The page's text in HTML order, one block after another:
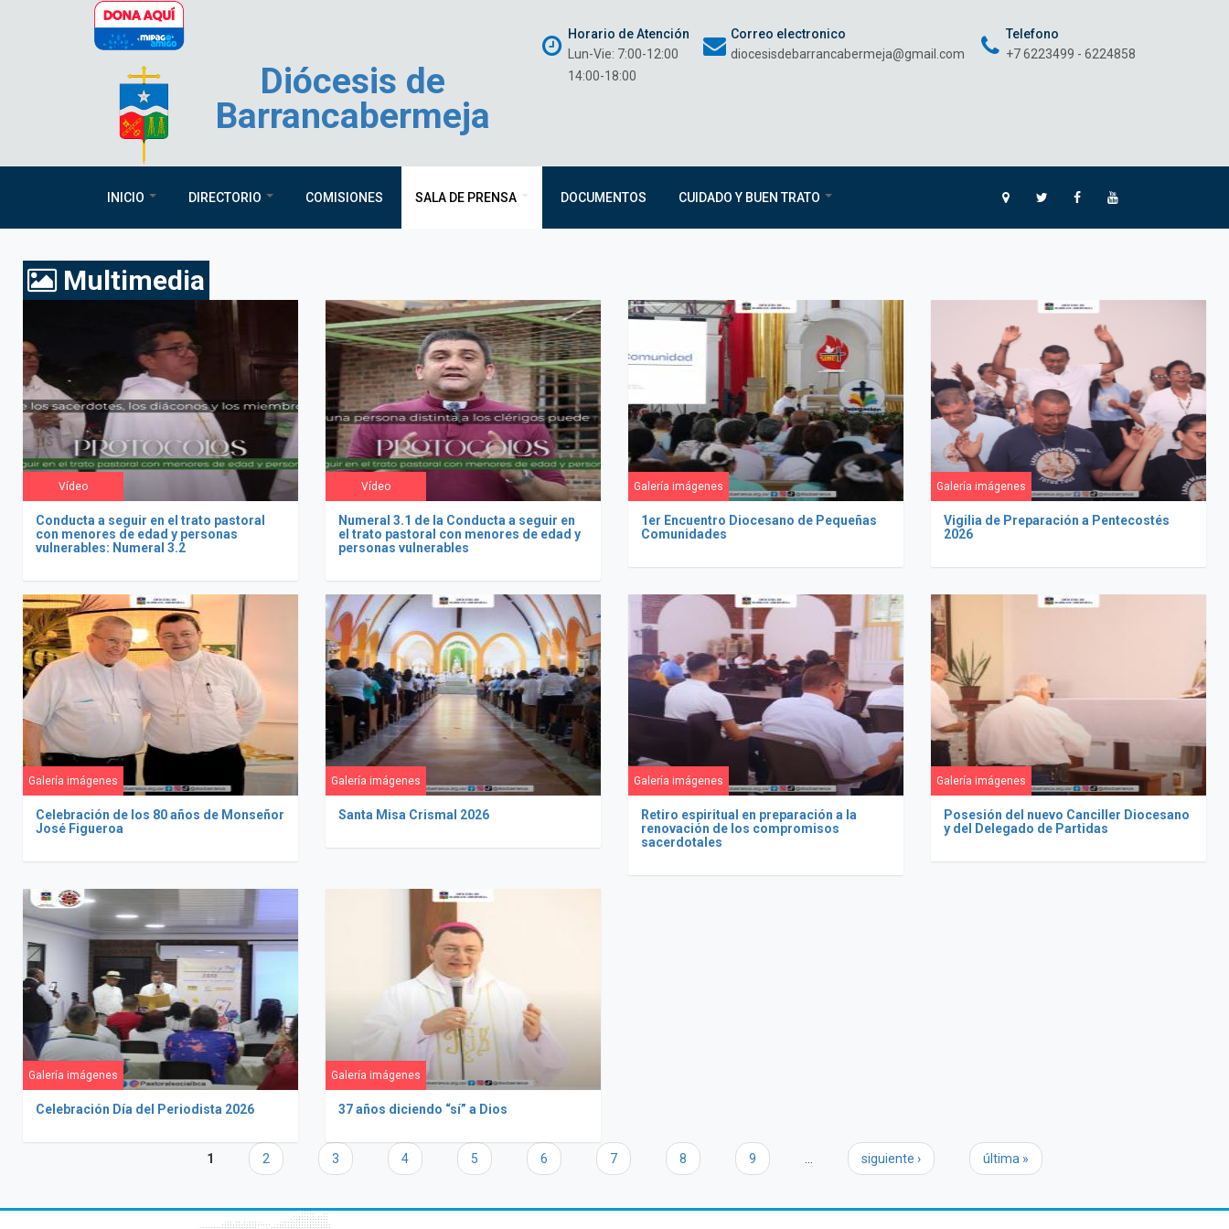
Pasar al contenido principal
Diócesis de
Barrancabermeja
Horario de Atención
Lun-Vie: 7:00-12:00
14:00-18:00
Correo electronico
diocesisdebarrancabermeja@gmail.com
Telefono
+7 6223499 - 6224858
INICIO DIRECTORIO COMISIONES SALA DE PRENSA DOCUMENTOS CUIDADO Y BUEN TRATO
Multimedia
Vídeo
Conducta a seguir en el trato pastoral
con menores de edad y personas
vulnerables: Numeral 3.2
Vídeo
Numeral 3.1 de la Conducta a seguir en
el trato pastoral con menores de edad y
personas vulnerables
Galería imágenes
1er Encuentro Diocesano de Pequeñas
Comunidades
Galería imágenes
Vigilia de Preparación a Pentecostés
2026
Galería imágenes
Celebración de los 80 años de Monseñor
José Figueroa
Galería imágenes
Santa Misa Crismal 2026
Galería imágenes
Retiro espiritual en preparación a la
renovación de los compromisos
sacerdotales
Galería imágenes
Posesión del nuevo Canciller Diocesano
y del Delegado de Partidas
Galería imágenes
Celebración Día del Periodista 2026
Galería imágenes
37 años diciendo “sí” a Dios
1 2 3 4 5 6 7 8 9 siguiente › última »